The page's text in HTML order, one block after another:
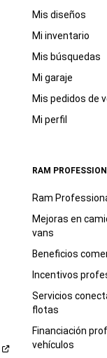
Mis diseños
Mi inventario
Mis búsquedas
Mi garaje
Mis pedidos de
Mi perfil
RAM
Ram
Mejoras en
vans
Beneficios
Incentivos
Servicios
flotas
Financiación
vehículos